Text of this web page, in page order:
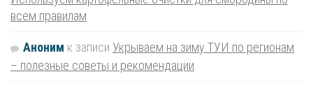
всем правилам
Аноним к записи Укрываем на зиму ТУИ по регионам
– полезные советы и рекомендации